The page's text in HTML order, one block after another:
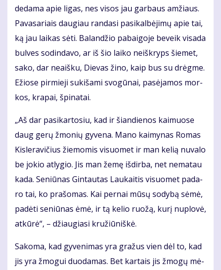
de­da­ma apie li­gas, nes vi­sos jau gar­baus am­žiaus.
Pa­va­sa­riais dau­giau ran­da­si pa­si­kal­bė­ji­mų apie tai,
ką jau lai­kas sė­ti. Ba­lan­džio pa­bai­go­je be­veik vi­sa­da
bul­ves so­din­da­vo, ar iš šio lai­ko ne­iš­kryps šie­met,
sa­ko, dar ne­aiš­ku, Die­vas ži­no, kaip bus su drėg­me.
Ežio­se pir­mie­ji su­ki­ša­mi svo­gū­nai, pa­sė­ja­mos mor­
kos, kra­pai, špi­na­tai.
„Aš dar pa­si­kar­to­siu, kad ir šian­die­nos kai­muo­se
daug ge­rų žmo­nių gy­ve­na. Ma­no kai­my­nas Ro­mas
Kis­le­ra­vi­čius žie­mo­mis vi­suo­met ir man ke­lią nu­va­lo
be jo­kio at­ly­gio. Jis man že­mę iš­dir­ba, net ne­ma­tau
ka­da. Se­niū­nas Gin­tau­tas Lau­kai­tis vi­suo­met pa­da­
ro tai, ko pra­šo­mas. Kai per­nai mū­sų so­dy­bą sė­mė,
pa­dė­ti se­niū­nas ėmė, ir tą ke­lio ruo­žą, ku­rį nu­plo­vė,
at­kū­rė“, – džiau­gia­si kru­žiū­niš­kė.
Sa­ko­ma, kad gy­ve­ni­mas yra gra­žus vien dėl to, kad
jis yra žmo­gui duo­da­mas. Bet kar­tais jis žmo­gų mė­